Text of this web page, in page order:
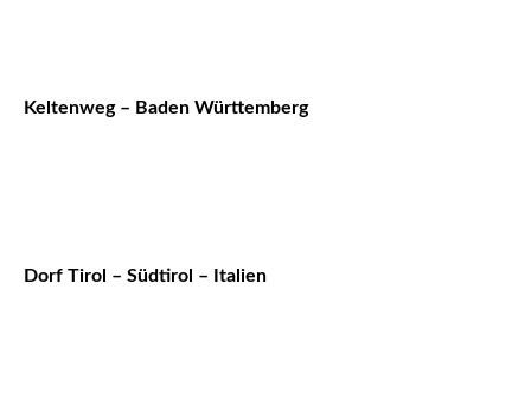
Keltenweg – Baden Württemberg
Dorf Tirol – Südtirol – Italien